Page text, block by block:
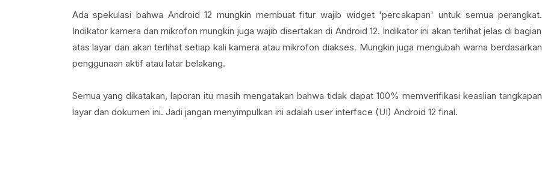
Ada spekulasi bahwa Android 12 mungkin membuat fitur wajib widget 'percakapan' untuk semua perangkat.
Indikator kamera dan mikrofon mungkin juga wajib disertakan di Android 12. Indikator ini akan terlihat jelas di bagian
atas layar dan akan terlihat setiap kali kamera atau mikrofon diakses. Mungkin juga mengubah warna berdasarkan
penggunaan aktif atau latar belakang.
Semua yang dikatakan, laporan itu masih mengatakan bahwa tidak dapat 100% memverifikasi keaslian tangkapan
layar dan dokumen ini. Jadi jangan menyimpulkan ini adalah user interface (UI) Android 12 final.